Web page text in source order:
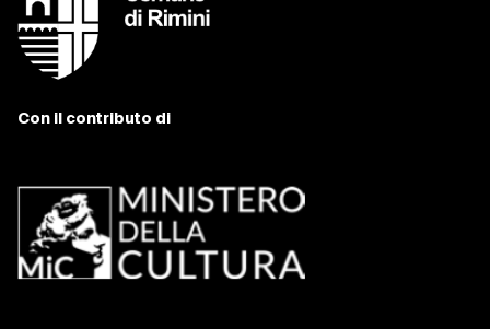
Con il contributo di